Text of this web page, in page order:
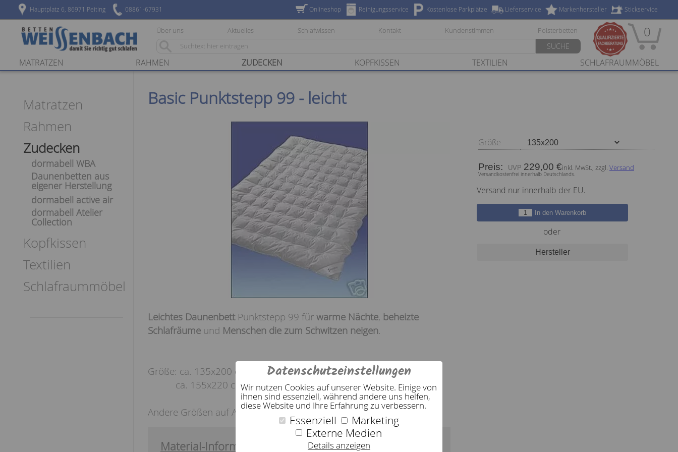
Hauptplatz 6, 86971 Peiting 08861-67931 Stickservice
Markenhersteller
Lieferservice
Kostenlose Parkplätze
Reinigungsservice
Onlineshop
Über uns Aktuelles Schlafwissen Kontakt Kundenstimmen Polsterbetten
SUCHE
0
MATRATZEN RAHMEN ZUDECKEN KOPFKISSEN TEXTILIEN SCHLAFRAUMMÖBEL
Matratzen
Rahmen
Zudecken
dormabell WBA
Daunenbetten aus
eigener Herstellung
dormabell active air
dormabell Atelier
Collection
Kopfkissen
Textilien
Schlafraummöbel
Basic Punktstepp 99 - leicht
Leichtes DaunenbettPunktstepp 99 fürwarme Nächte, beheizte
Schlafräume und Menschen die zum Schwitzen neigen.
Größe: ca. 135x200 cm
ca. 155x220 cm
Andere Größen auf Anfrage.
Material-Information:
Größe
Preis: 229,00 €inkl. MwSt., zzgl. Versand
Versandkostenfrei innerhalb Deutschlands.
Versand nur innerhalb der EU.
In den Warenkorb
oder
Hersteller
Datenschutzeinstellungen
Wir nutzen Cookies auf unserer Website. Einige von
ihnen sind essenziell, während andere uns helfen,
diese Website und Ihre Erfahrung zu verbessern.
Essenziell
Marketing
Externe Medien
Details anzeigen